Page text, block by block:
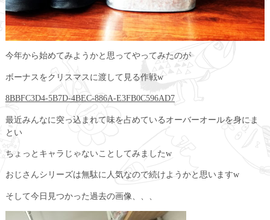
今年から始めてみようかと思ってやってみたのが
ボーナスをクリスマスに渡して見る作戦w
8BBFC3D4-5B7D-4BEC-886A-E3FB0C596AD7
最近みんなに突っ込まれて味を占めているオーバーオールを身にま
とい
ちょっとキャラじゃないことしてみましたw
おじさんシリーズは無駄に人気なので続けようかと思いますw
そして今日見つかった過去の画像、、、